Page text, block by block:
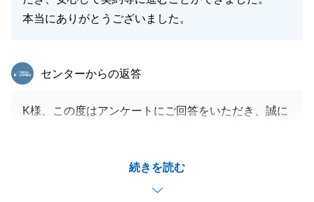
本当にありがとうございました。
続きを読む
東急リバブル
センターからの返答
K様、この度はアンケートにご回答をいただき、誠に
また、何かお力になれそうな事がございましたら、お
気軽になんでもご相談くださいませ。引き続きよろし